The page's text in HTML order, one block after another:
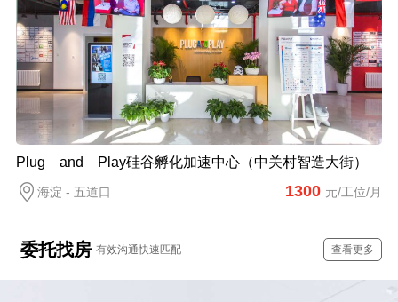
Plug and Play硅谷孵化加速中心（中关村智造大街）
海淀 - 五道口 1300 元/工位/月
委托找房 有效沟通快速匹配 查看更多